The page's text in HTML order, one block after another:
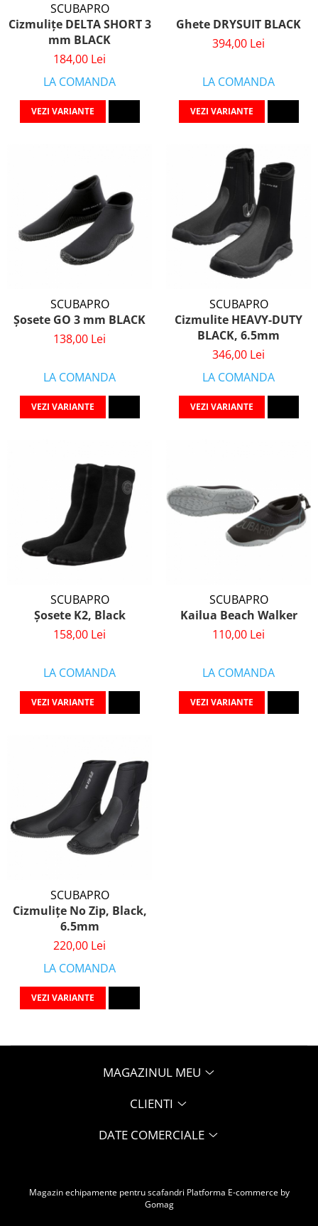
SCUBAPRO
Cizmulițe DELTA SHORT 3
mm BLACK
184,00 Lei
LA COMANDA
VEZI VARIANTE
Ghete DRYSUIT BLACK
394,00 Lei
LA COMANDA
VEZI VARIANTE
SCUBAPRO
Șosete GO 3 mm BLACK
138,00 Lei
LA COMANDA
VEZI VARIANTE
SCUBAPRO
Cizmulite HEAVY-DUTY
BLACK, 6.5mm
346,00 Lei
LA COMANDA
VEZI VARIANTE
SCUBAPRO
Șosete K2, Black
158,00 Lei
LA COMANDA
VEZI VARIANTE
SCUBAPRO
Kailua Beach Walker
110,00 Lei
LA COMANDA
VEZI VARIANTE
SCUBAPRO
Cizmulițe No Zip, Black,
6.5mm
220,00 Lei
LA COMANDA
VEZI VARIANTE
MAGAZINUL MEU
CLIENTI
DATE COMERCIALE
Magazin echipamente pentru scafandri Platforma E-commerce by
Gomag